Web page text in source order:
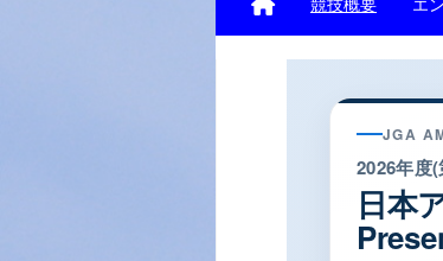
競技概要 エ
JGA
2026年度
日本